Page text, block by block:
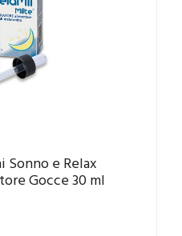
Sonno e Relax
Gocce 30 ml